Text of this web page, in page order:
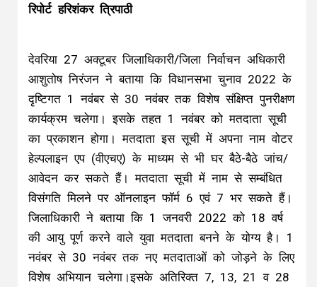
रिपोर्ट हरिशंकर त्रिपाठी
देवरिया 27 अक्टूबर जिलाधिकारी/जिला निर्वाचन अधिकारी
आशुतोष निरंजन ने बताया कि विधानसभा चुनाव 2022 के
दृष्टिगत 1 नवंबर से 30 नवंबर तक विशेष संक्षिप्त पुनरीक्षण
कार्यक्रम चलेगा। इसके तहत 1 नवंबर को मतदाता सूची
का प्रकाशन होगा। मतदाता इस सूची में अपना नाम वोटर
हेल्पलाइन एप (वीएचए) के माध्यम से भी घर बैठे-बैठे जांच/
आवेदन कर सकते हैं। मतदाता सूची में नाम से सम्बंधित
विसंगति मिलने पर ऑनलाइन फॉर्म 6 एवं 7 भर सकते हैं।
जिलाधिकारी ने बताया कि 1 जनवरी 2022 को 18 वर्ष
की आयु पूर्ण करने वाले युवा मतदाता बनने के योग्य है। 1
नवंबर से 30 नवंबर तक नए मतदाताओं को जोड़ने के लिए
विशेष अभियान चलेगा।इसके अतिरिक्त 7, 13, 21 व 28